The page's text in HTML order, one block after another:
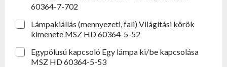
60364-7-702
Lámpakiállás (mennyezeti, fali) Világítási körök
kimenete MSZ HD 60364-5-52
Egypólusú kapcsoló Egy lámpa ki/be kapcsolása
MSZ HD 60364-5-53